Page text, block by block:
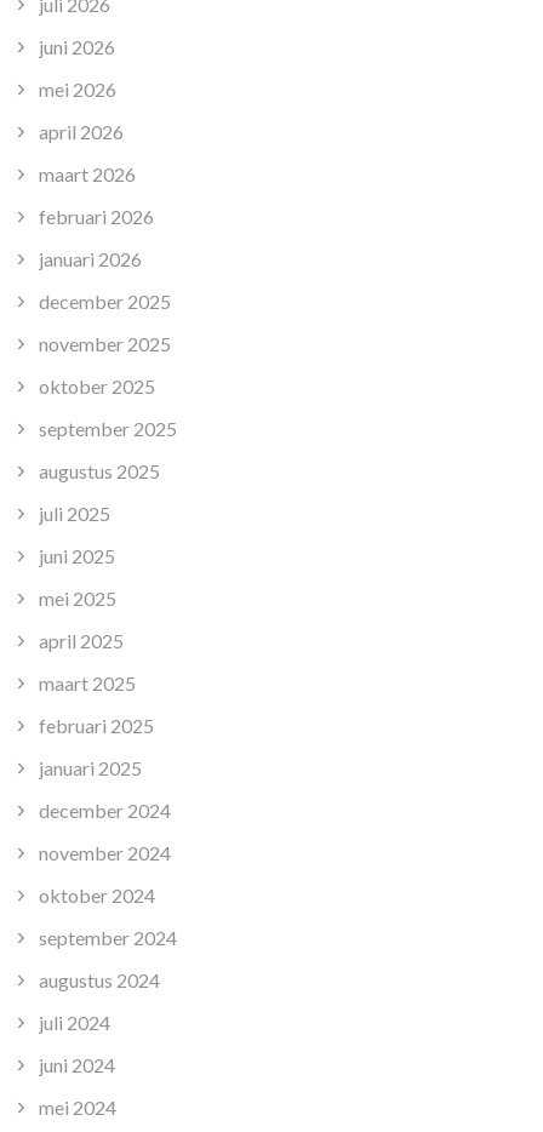
juni 2026
mei 2026
april 2026
maart 2026
februari 2026
januari 2026
december 2025
november 2025
oktober 2025
september 2025
augustus 2025
juli 2025
juni 2025
mei 2025
april 2025
maart 2025
februari 2025
januari 2025
december 2024
november 2024
oktober 2024
september 2024
augustus 2024
juli 2024
juni 2024
mei 2024